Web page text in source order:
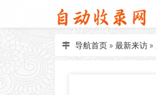
导航首页 »最新来访 »